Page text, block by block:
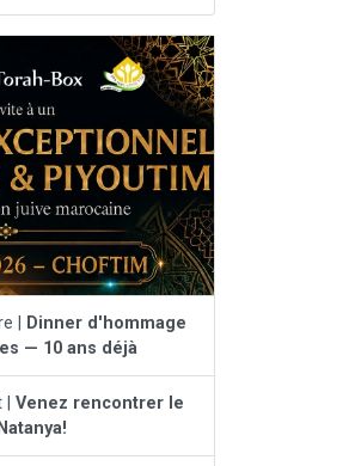
|
Dinner d'hommage
— 10 ans déjà
Venez rencontrer le